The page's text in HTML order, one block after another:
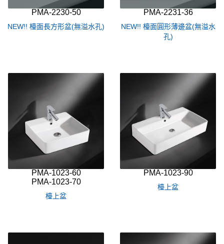
PMA-2230-50
NEW!! 檯面長方形盆(無溢水孔)
PMA-2231-36
NEW!! 檯面圓形薄邊盆(無溢水
孔)
PMA-1023-60
PMA-1023-70
檯上盆
PMA-1023-90
檯上盆